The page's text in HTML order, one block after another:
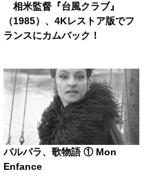
相米監督『台風クラブ』
（1985）、4Kレストア版でフ
ランスにカムバック！
バルバラ、歌物語 ① Mon
Enfance